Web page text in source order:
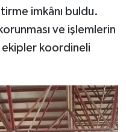
imkânı buldu.
ve işlemlerin
ekipler koordineli